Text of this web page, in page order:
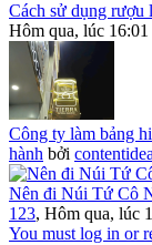
Cách sử dụng rượu
Hôm qua, lúc 16:01
Công ty làm bảng
hành bởi
Nên đi Núi Tứ Cô
123, Hôm qua, lúc
You must log in or